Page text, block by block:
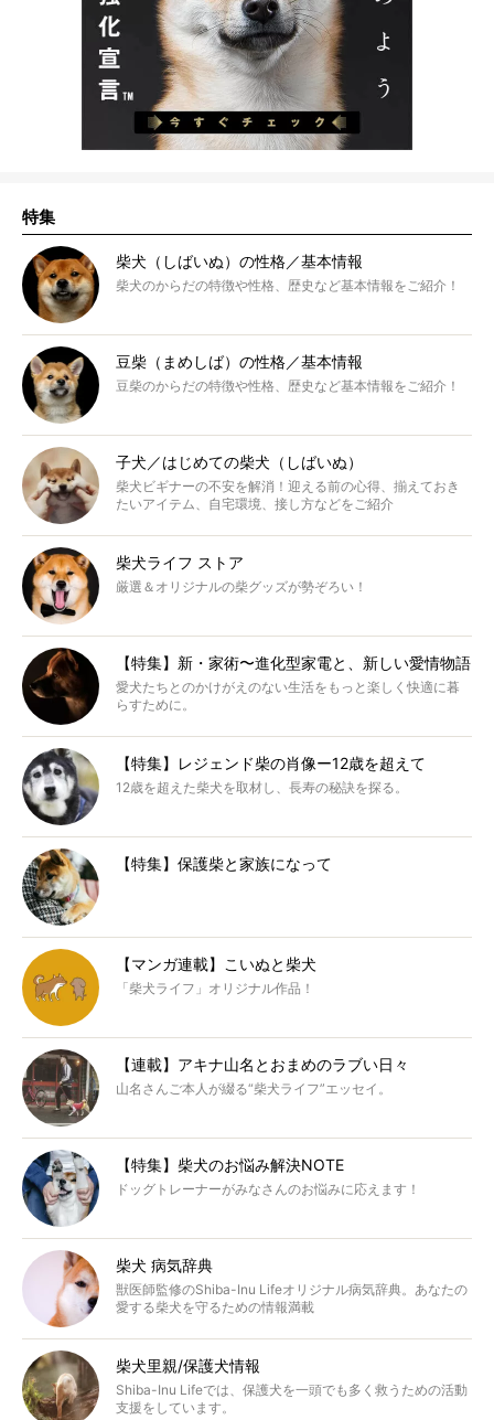
特集
柴犬（しばいぬ）の性格／基本情報
柴犬のからだの特徴や性格、歴史など基本情報をご紹介！
豆柴（まめしば）の性格／基本情報
豆柴のからだの特徴や性格、歴史など基本情報をご紹介！
子犬／はじめての柴犬（しばいぬ）
柴犬ビギナーの不安を解消！迎える前の心得、揃えておき
たいアイテム、自宅環境、接し方などをご紹介
柴犬ライフ ストア
厳選＆オリジナルの柴グッズが勢ぞろい！
【特集】新・家術〜進化型家電と、新しい愛情物語
愛犬たちとのかけがえのない生活をもっと楽しく快適に暮
らすために。
【特集】レジェンド柴の肖像ー12歳を超えて
12歳を超えた柴犬を取材し、長寿の秘訣を探る。
【特集】保護柴と家族になって
【マンガ連載】こいぬと柴犬
「柴犬ライフ」オリジナル作品！
【連載】アキナ山名とおまめのラブい日々
山名さんご本人が綴る“柴犬ライフ”エッセイ。
【特集】柴犬のお悩み解決NOTE
ドッグトレーナーがみなさんのお悩みに応えます！
柴犬 病気辞典
獣医師監修のShiba-Inu Lifeオリジナル病気辞典。あなたの
愛する柴犬を守るための情報満載
柴犬里親/保護犬情報
Shiba-Inu Lifeでは、保護犬を一頭でも多く救うための活動
支援をしています。